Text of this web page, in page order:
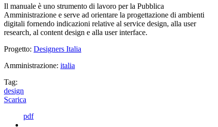
Il manuale è uno strumento di lavoro per la Pubblica
Amministrazione e serve ad orientare la progettazione di ambienti
digitali fornendo indicazioni relative al service design, alla user
research, al content design e alla user interface.
Progetto: Designers Italia
Amministrazione: italia
Tag:
design
Scarica
pdf